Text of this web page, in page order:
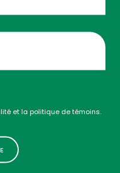
responsable
et la politique de témoins.